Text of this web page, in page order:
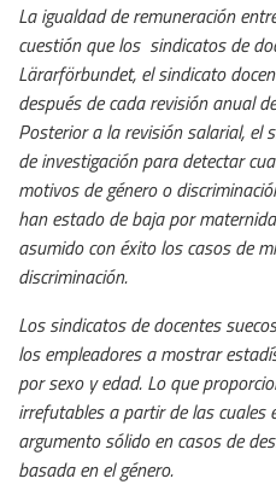
La igualdad de remuneración
cuestión que los sindicatos de
Lärarförbundet, el sindicato
después de cada revisión anual
Posterior a la revisión salarial, el
de investigación para detectar
motivos de género o
han estado de baja por
asumido con éxito los casos de
discriminación.
Los sindicatos de docentes
los empleadores a mostrar
por sexo y edad. Lo que
irrefutables a partir de las cuales
argumento sólido en casos de
basada en el género.